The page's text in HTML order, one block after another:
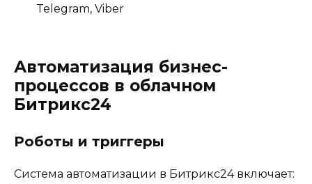
Telegram, Viber
Автоматизация бизнес-
процессов в облачном
Битрикс24
Роботы и триггеры
Система автоматизации в Битрикс24 включает: